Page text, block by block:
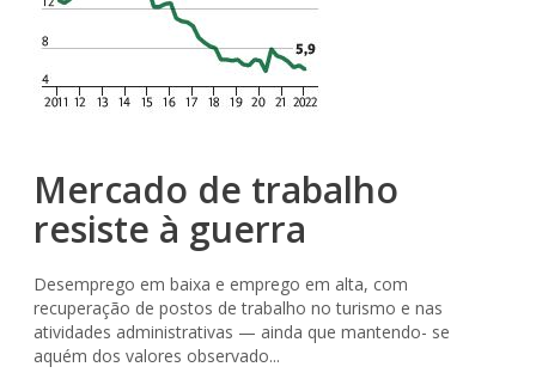
Mercado de trabalho
resiste à guerra
Desemprego em baixa e emprego em alta, com
recuperação de postos de trabalho no turismo e nas
atividades administrativas — ainda que mantendo- se
aquém dos valores observado...